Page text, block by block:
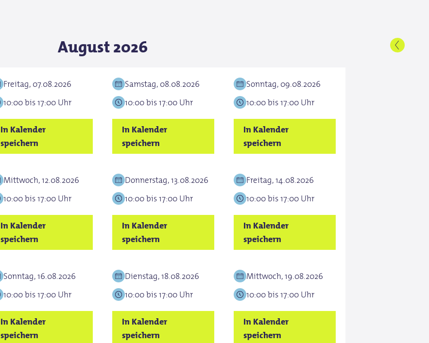
August 2026
Freitag, 07.08.2026
10:00 bis 17:00 Uhr
In Kalender
speichern
Samstag, 08.08.2026
10:00 bis 17:00 Uhr
In Kalender
speichern
Sonntag, 09.08.2026
10:00 bis 17:00 Uhr
In Kalender
speichern
Mittwoch, 12.08.2026
10:00 bis 17:00 Uhr
In Kalender
speichern
Donnerstag, 13.08.2026
10:00 bis 17:00 Uhr
In Kalender
speichern
Freitag, 14.08.2026
10:00 bis 17:00 Uhr
In Kalender
speichern
Sonntag, 16.08.2026
10:00 bis 17:00 Uhr
In Kalender
speichern
Dienstag, 18.08.2026
10:00 bis 17:00 Uhr
In Kalender
speichern
Mittwoch, 19.08.2026
10:00 bis 17:00 Uhr
In Kalender
speichern